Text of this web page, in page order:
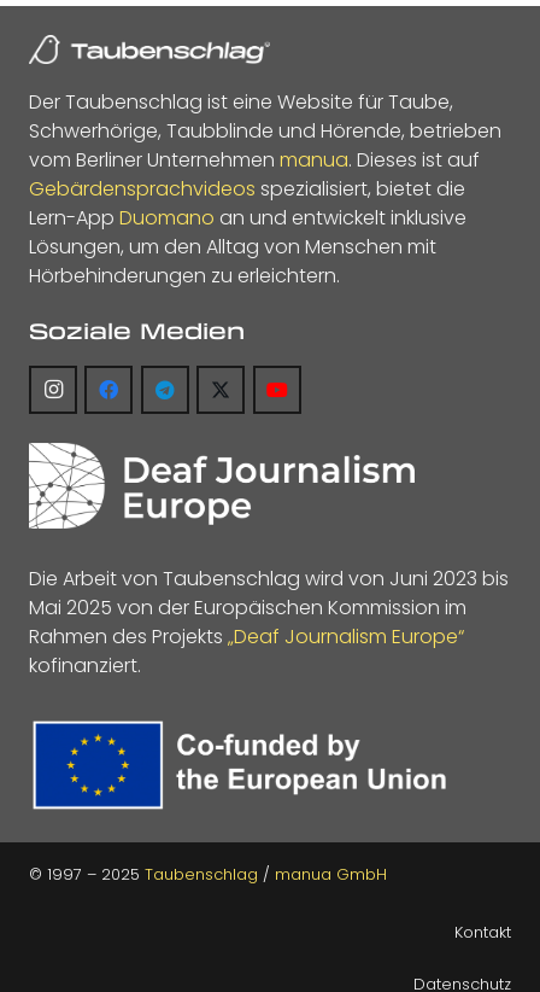
Der Taubenschlag ist eine Website für Taube,
Schwerhörige, Taubblinde und Hörende, betrieben
vom Berliner Unternehmen manua. Dieses ist auf
Gebärdensprachvideos spezialisiert, bietet die
Lern-App Duomano an und entwickelt inklusive
Lösungen, um den Alltag von Menschen mit
Hörbehinderungen zu erleichtern.
Soziale Medien
Die Arbeit von Taubenschlag wird von Juni 2023 bis
Mai 2025 von der Europäischen Kommission im
Rahmen des Projekts „Deaf Journalism Europe“
kofinanziert.
© 1997 – 2025 Taubenschlag / manua GmbH
Kontakt
Datenschutz